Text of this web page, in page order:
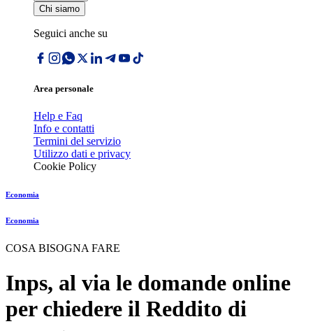
Chi siamo
Seguici anche su
Area personale
Help e Faq
Info e contatti
Termini del servizio
Utilizzo dati e privacy
Cookie Policy
Economia
Economia
COSA BISOGNA FARE
Inps, al via le domande online
per chiedere il Reddito di